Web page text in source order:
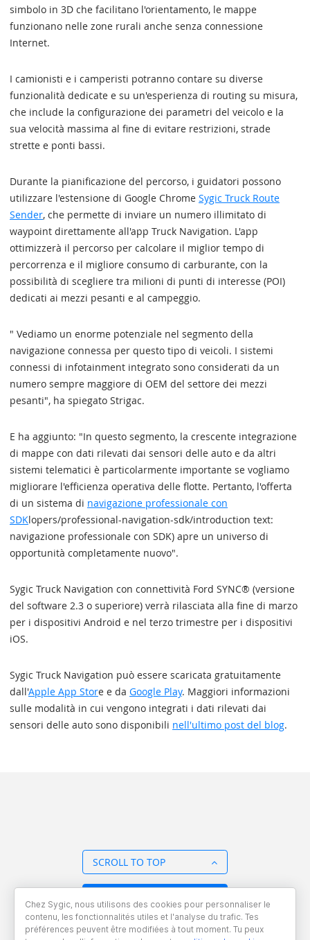
simbolo in 3D che facilitano l'orientamento, le mappe
funzionano nelle zone rurali anche senza connessione
Internet.
I camionisti e i camperisti potranno contare su diverse
funzionalità dedicate e su un'esperienza di routing su misura,
che include la configurazione dei parametri del veicolo e la
sua velocità massima al fine di evitare restrizioni, strade
strette e ponti bassi.
Durante la pianificazione del percorso, i guidatori possono
utilizzare l'estensione di Google Chrome Sygic Truck Route
Sender, che permette di inviare un numero illimitato di
waypoint direttamente all'app Truck Navigation. L'app
ottimizzerà il percorso per calcolare il miglior tempo di
percorrenza e il migliore consumo di carburante, con la
possibilità di scegliere tra milioni di punti di interesse (POI)
dedicati ai mezzi pesanti e al campeggio.
" Vediamo un enorme potenziale nel segmento della
navigazione connessa per questo tipo di veicoli. I sistemi
connessi di infotainment integrato sono considerati da un
numero sempre maggiore di OEM del settore dei mezzi
pesanti", ha spiegato Strigac.
E ha aggiunto: "In questo segmento, la crescente integrazione
di mappe con dati rilevati dai sensori delle auto e da altri
sistemi telematici è particolarmente importante se vogliamo
migliorare l'efficienza operativa delle flotte. Pertanto, l'offerta
di un sistema di navigazione professionale con
SDKlopers/professional-navigation-sdk/introduction text:
navigazione professionale con SDK) apre un universo di
opportunità completamente nuovo".
Sygic Truck Navigation con connettività Ford SYNC® (versione
del software 2.3 o superiore) verrà rilasciata alla fine di marzo
per i dispositivi Android e nel terzo trimestre per i dispositivi
iOS.
Sygic Truck Navigation può essere scaricata gratuitamente
dall'Apple App Store e da Google Play. Maggiori informazioni
sulle modalità in cui vengono integrati i dati rilevati dai
sensori delle auto sono disponibili nell'ultimo post del blog.
SCROLL TO TOP
Chez Sygic, nous utilisons des cookies pour personnaliser le
contenu, les fonctionnalités utiles et l'analyse du trafic. Tes
préférences peuvent être modifiées à tout moment. Tu peux